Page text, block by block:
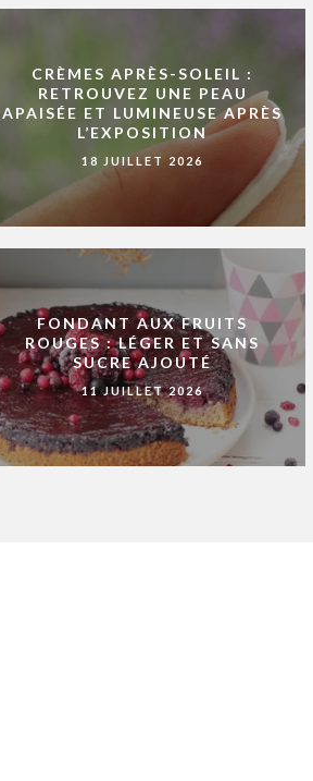
CRÈMES APRÈS-SOLEIL :
RETROUVEZ UNE PEAU
APAISÉE ET LUMINEUSE APRÈS
L’EXPOSITION
18 JUILLET 2026
FONDANT AUX FRUITS
ROUGES : LÉGER ET SANS
SUCRE AJOUTÉ
11 JUILLET 2026